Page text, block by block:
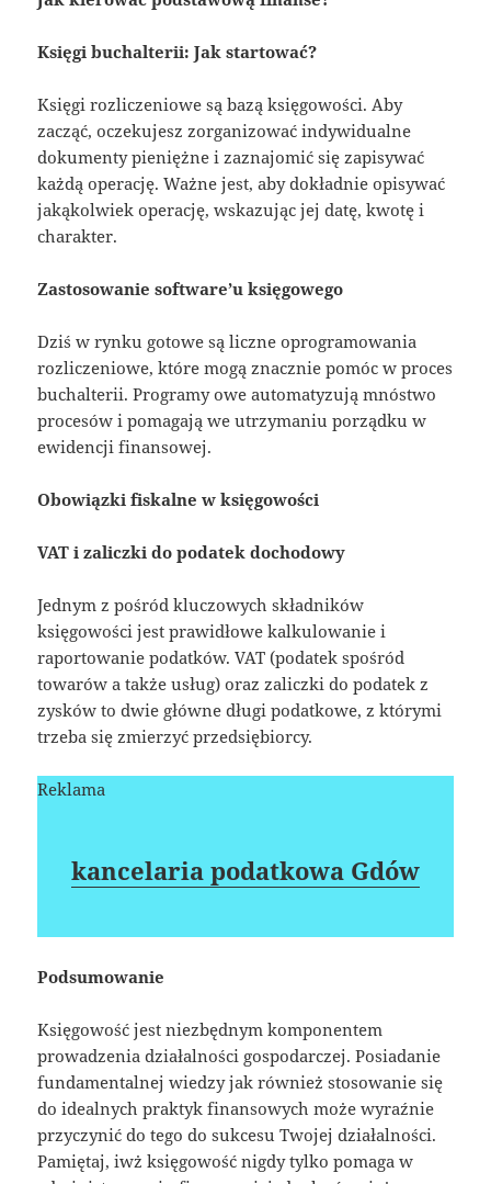
Księgi buchalterii: Jak startować?
Księgi rozliczeniowe są bazą księgowości. Aby
zacząć, oczekujesz zorganizować indywidualne
dokumenty pieniężne i zaznajomić się zapisywać
każdą operację. Ważne jest, aby dokładnie opisywać
jakąkolwiek operację, wskazując jej datę, kwotę i
charakter.
Zastosowanie software’u księgowego
Dziś w rynku gotowe są liczne oprogramowania
rozliczeniowe, które mogą znacznie pomóc w proces
buchalterii. Programy owe automatyzują mnóstwo
procesów i pomagają we utrzymaniu porządku w
ewidencji finansowej.
Obowiązki fiskalne w księgowości
VAT i zaliczki do podatek dochodowy
Jednym z pośród kluczowych składników
księgowości jest prawidłowe kalkulowanie i
raportowanie podatków. VAT (podatek spośród
towarów a także usług) oraz zaliczki do podatek z
zysków to dwie główne długi podatkowe, z którymi
trzeba się zmierzyć przedsiębiorcy.
Reklama
kancelaria podatkowa Gdów
Podsumowanie
Księgowość jest niezbędnym komponentem
prowadzenia działalności gospodarczej. Posiadanie
fundamentalnej wiedzy jak również stosowanie się
do idealnych praktyk finansowych może wyraźnie
przyczynić do tego do sukcesu Twojej działalności.
Pamiętaj, iwż księgowość nigdy tylko pomaga w